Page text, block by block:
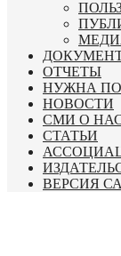
ОТЧЕТЫ
НУЖНА
НОВОСТИ
СМИ О
СТАТЬИ
ВЕРСИЯ